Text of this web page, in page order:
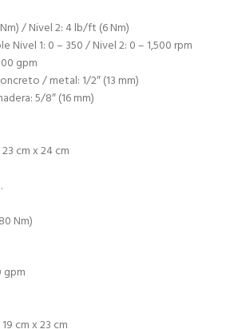
/ Nivel 2: 4 lb/ft (6 Nm)
Nivel 1: 0 – 350 / Nivel 2: 0 – 1,500 rpm
gpm
/ metal: 1/2″ (13 mm)
5/8″ (16 mm)
cm x 24 cm
Nm)
gpm
cm x 23 cm